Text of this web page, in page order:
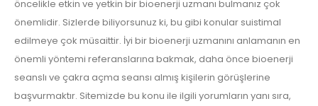
öncelikle etkin ve yetkin bir bioenerji uzmanı bulmanız çok
önemlidir. Sizlerde biliyorsunuz ki, bu gibi konular suistimal
edilmeye çok müsaittir. İyi bir bioenerji uzmanını anlamanın en
önemli yöntemi referanslarına bakmak, daha önce bioenerji
seanslı ve çakra açma seansı almış kişilerin görüşlerine
başvurmaktır. Sitemizde bu konu ile ilgili yorumların yanı sıra,